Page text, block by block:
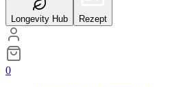
Longevity Hub Rezept
0